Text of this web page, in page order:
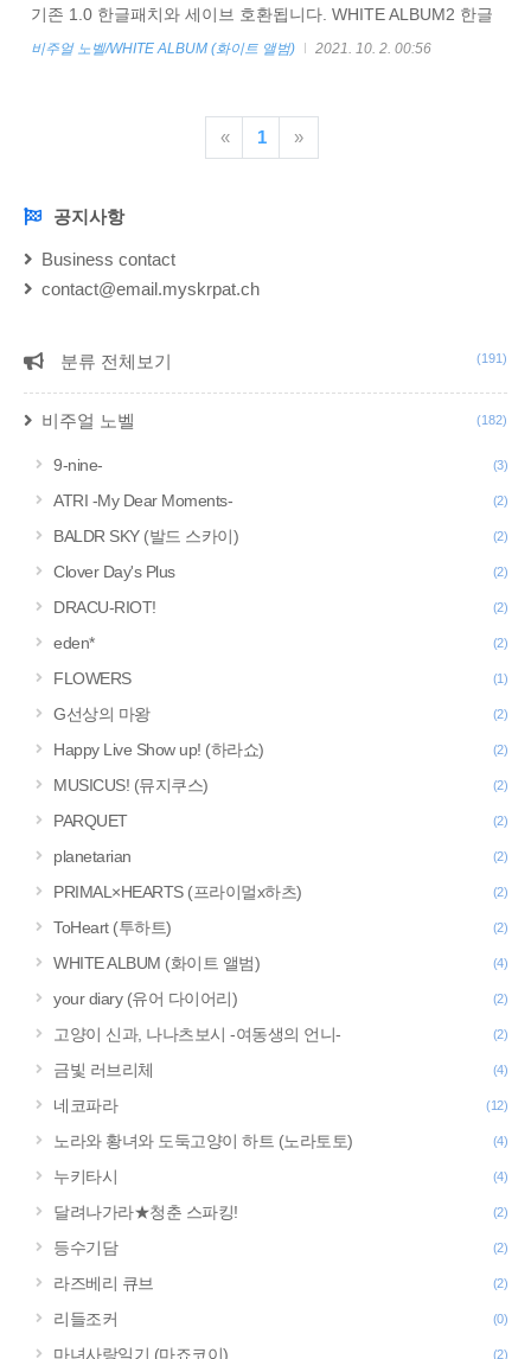
기존 1.0 한글패치와 세이브 호환됩니다. WHITE ALBUM2 한글
패치는 '개발이' 님의 번역본을 기반으로 제작되었습니다.
Gran Turismo : 네이버 블로그 별은 바라보는 자에게 빛을 준다
blog.naver.com WHITE ALBUM2 ( 화이트 앨범2 ) 한글패치 제
작 번역 이식, 추가 번역, 검수 - Cumin, Lari, 이타루..
비주얼 노벨/WHITE ALBUM (화이트 앨범) 2021. 10. 2. 00:56
« 1 »
NOTICE공지사항
Business contact
contact@email.myskrpat.ch
CATEGORY
분류 전체보기 (191)
비주얼 노벨 (182)
9-nine- (3)
ATRI -My Dear Moments- (2)
BALDR SKY (발드 스카이) (2)
Clover Day's Plus (2)
DRACU-RIOT! (2)
eden* (2)
FLOWERS (1)
G선상의 마왕 (2)
Happy Live Show up! (하라쇼) (2)
MUSICUS! (뮤지쿠스) (2)
PARQUET (2)
planetarian (2)
PRIMAL×HEARTS (프라이멀x하츠) (2)
ToHeart (투하트) (2)
WHITE ALBUM (화이트 앨범) (4)
your diary (유어 다이어리) (2)
고양이 신과, 나나츠보시 -여동생의 언니- (2)
금빛 러브리체 (4)
네코파라 (12)
노라와 황녀와 도둑고양이 하트 (노라토토) (4)
누키타시 (4)
달려나가라★청춘 스파킹! (2)
등수기담 (2)
라즈베리 큐브 (2)
리들조커 (0)
마녀사랑일기 (마죠코이) (2)